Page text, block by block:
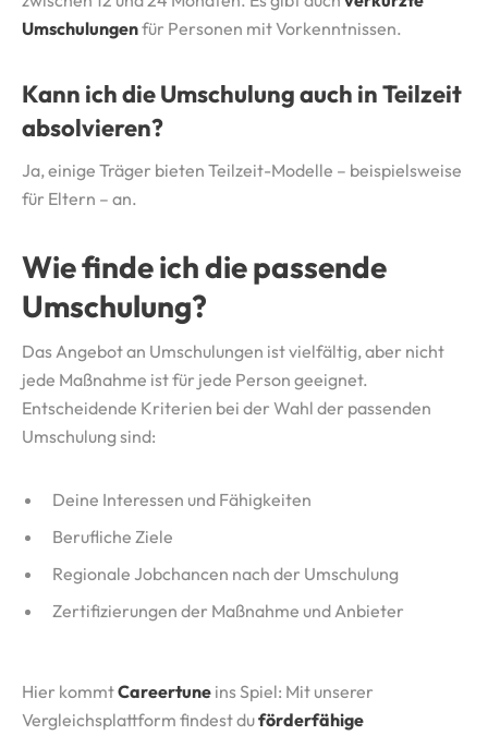
Umschulungenfür Personen mit Vorkenntnissen.
Kann ich die Umschulung auch in Teilzeit
absolvieren?
Ja, einige Träger bieten Teilzeit-Modelle – beispielsweise
für Eltern – an.
Wie finde ich die passende
Umschulung?
Das Angebot an Umschulungen ist vielfältig, aber nicht
jede Maßnahme ist für jede Person geeignet.
Entscheidende Kriterien bei der Wahl der passenden
Umschulung sind:
Deine Interessen und Fähigkeiten
Berufliche Ziele
Regionale Jobchancen nach der Umschulung
Zertifizierungen der Maßnahme und Anbieter
Hier kommtCareertune ins Spiel: Mit unserer
Vergleichsplattform findest duförderfähige